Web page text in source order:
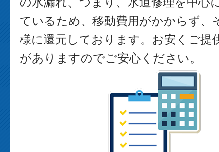
ているため、移動費用がかからず、
様に還元しております。お安くご提
がありますのでご安心ください。